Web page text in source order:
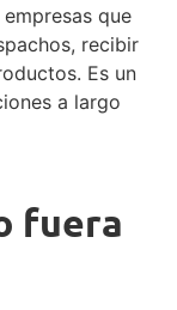
que
recibir
Es un
a largo
fuera